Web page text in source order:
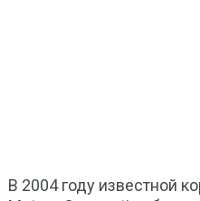
В 2004 году известной